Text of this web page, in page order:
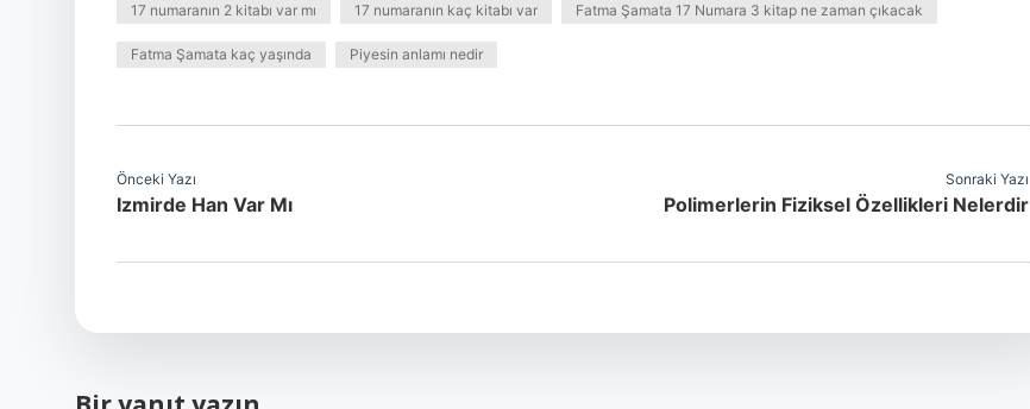
17 numaranın 2 kitabı var mı 17 numaranın kaç kitabı var Fatma Şamata 17 Numara 3 kitap ne zaman çıkacak
Fatma Şamata kaç yaşında Piyesin anlamı nedir
Önceki Yazı
Izmirde Han Var Mı
Sonraki Yazı
Polimerlerin Fiziksel Özellikleri Nelerdir